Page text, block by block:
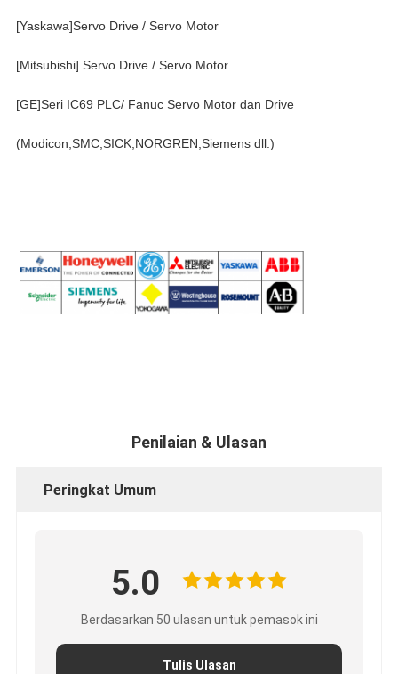
[Yaskawa]Servo Drive / Servo Motor
[Mitsubishi] Servo Drive / Servo Motor
[GE]Seri IC69 PLC/ Fanuc Servo Motor dan Drive
(Modicon,SMC,SICK,NORGREN,Siemens dll.)
Penilaian & Ulasan
Peringkat Umum
5.0
Berdasarkan 50 ulasan untuk pemasok ini
Tulis Ulasan